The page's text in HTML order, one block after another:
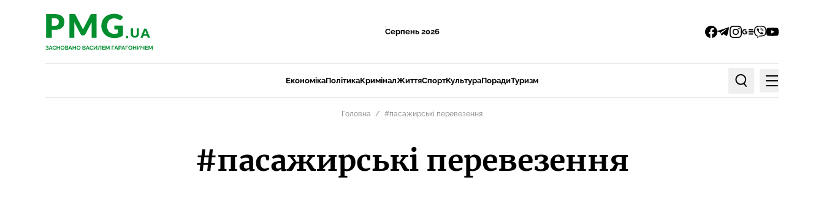
PMG.ua
Серпень 2026
facebook
telegram
instagram
google_news
viberyoutube
PMG.ua
ЕкономікаПолітикаКриміналЖиттяСпортКультураПорадиТуризм
Пошук по статтях
Меню
Головна #пасажирські перевезення
#пасажирські перевезення